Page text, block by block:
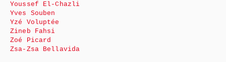
Youssef El-Chazli
Yves Souben
Yzé Voluptée
Zineb Fahsi
Zoé Picard
Zsa-Zsa Bellavida